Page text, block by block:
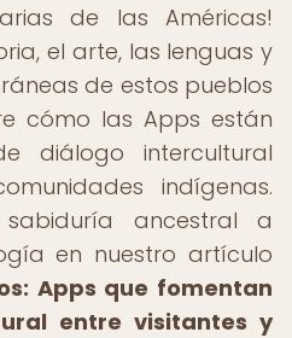
de las Américas!
el arte, las lenguas y
de estos pueblos
cómo las Apps están
diálogo intercultural
indígenas.
ancestral a
en nuestro artículo
Apps que fomentan
entre visitantes y